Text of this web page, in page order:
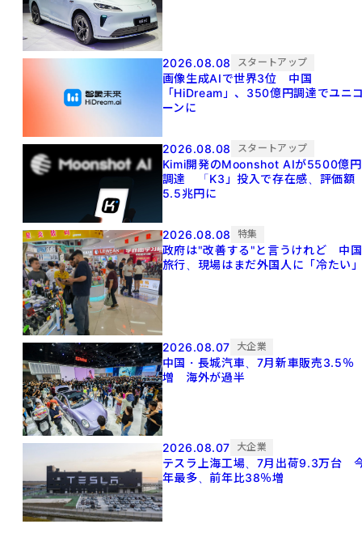
2026.08.08 スタートアップ
画像生成AIで世界3位 中国
「HiDream」、350億円調達でユニ
ーンに
2026.08.08 スタートアップ
Kimi開発のMoonshot AIが5500億円
調達 「K3」投入で存在感、評価額
5.5兆円に
2026.08.08 特集
政府は"改善する"と言うけれど 中国
旅行、現場はまだ外国人に「冷たい
2026.08.07 大企業
中国・長城汽車、7月新車販売3.5％
増 海外が過半
2026.08.07 大企業
テスラ上海工場、7月出荷9.3万台
年最多、前年比38％増